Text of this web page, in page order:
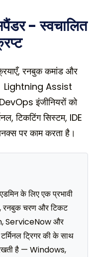
- स्वचालित
रनबुक कमांड और
Lightning Assist
इंजीनियरों को
टिकटिंग सिस्टम, IDE
पर काम करता है।
के लिए एक प्रभावी
रनबुक चरण और टिकट
ServiceNow और
ट्रिगर की के साथ
है — Windows,